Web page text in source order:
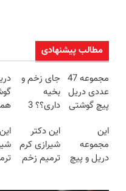
مطالب پیشنهادی
مجموعه 47
عددی دریل
پیچ گوشتی
(تخفیف به
مدت
محدود)
جای زخم و
بخیه
داری؟؟ 3
محوش کن!
این
مجموعه
دریل و پیچ
این دکتر
شیرازی کرم
ترمیم زخم